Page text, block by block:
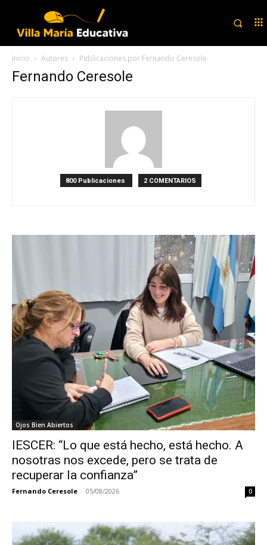
Inicio Autores Publicaciones por Fernando Ceresole
Fernando Ceresole
800 Publicaciones 2 COMENTARIOS
Ojos Bien Abiertos
IESCER: “Lo que está hecho, está hecho. A
nosotras nos excede, pero se trata de
recuperar la confianza”
Fernando Ceresole - 05/08/2026 0